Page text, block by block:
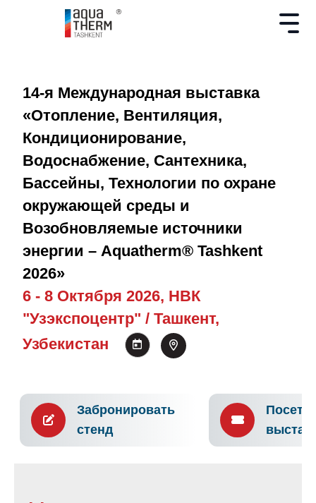
14-я Международная выставка
«Отопление, Вентиляция,
Кондиционирование,
Водоснабжение, Сантехника,
Бассейны, Технологии по охране
окружающей среды и
Возобновляемые источники
энергии – Aquatherm® Tashkent
2026»
6 - 8 Октября 2026, НВК
"Узэкспоцентр" / Ташкент,
Узбекистан
Забронировать
стенд